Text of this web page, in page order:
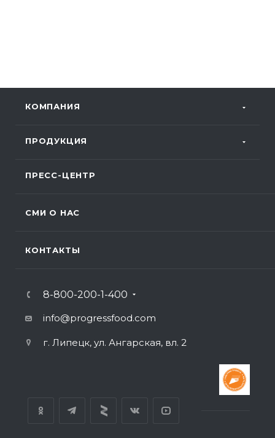
КОМПАНИЯ
ПРОДУКЦИЯ
ПРЕСС-ЦЕНТР
СМИ О НАС
КОНТАКТЫ
8-800-200-1-400
info@progressfood.com
г. Липецк, ул. Ангарская, вл. 2